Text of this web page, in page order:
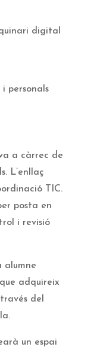
digital
i personals
a càrrec de
L’enllaç
TIC.
posta en
i revisió
alumne
adquireix
del
un espai